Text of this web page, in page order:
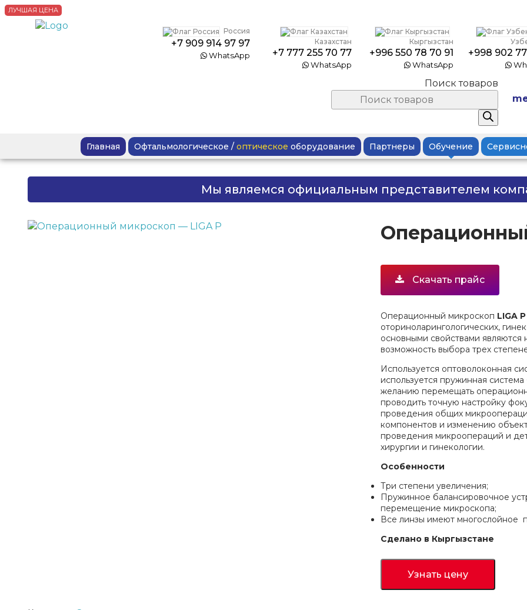
Россия
+7 909 914 97 97
WhatsApp
Казахстан
+7 777 255 70 77
WhatsApp
Кыргызстан
+996 550 78 70 91
WhatsApp
+998 902
Поиск товаров
Главная Офтальмологическое / оптическое оборудование Партнеры Обучение
Мы являемся официальным представителем
Скачать прайс
Операционный микроскоп LIGA P
оториноларингологических,
основными свойствами
возможность выбора трех
Используется оптоволоконная
используется пружинная
желанию перемещать
проводить точную настройку
проведения общих
компонентов и изменению
проведения микроопераций и
хирургии и гинекологии.
Особенности
Три степени увеличения;
Пружинное балансировочное
перемещение микроскопа;
Все линзы имеют многослойное
Сделано в Кыргызстане
Узнать цену
ЛУЧШАЯ ЦЕНА